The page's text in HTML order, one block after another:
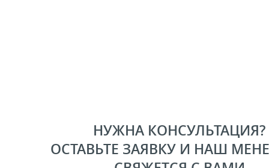
НУЖНА КОНСУЛЬТАЦИЯ?
ОСТАВЬТЕ ЗАЯВКУ И НАШ